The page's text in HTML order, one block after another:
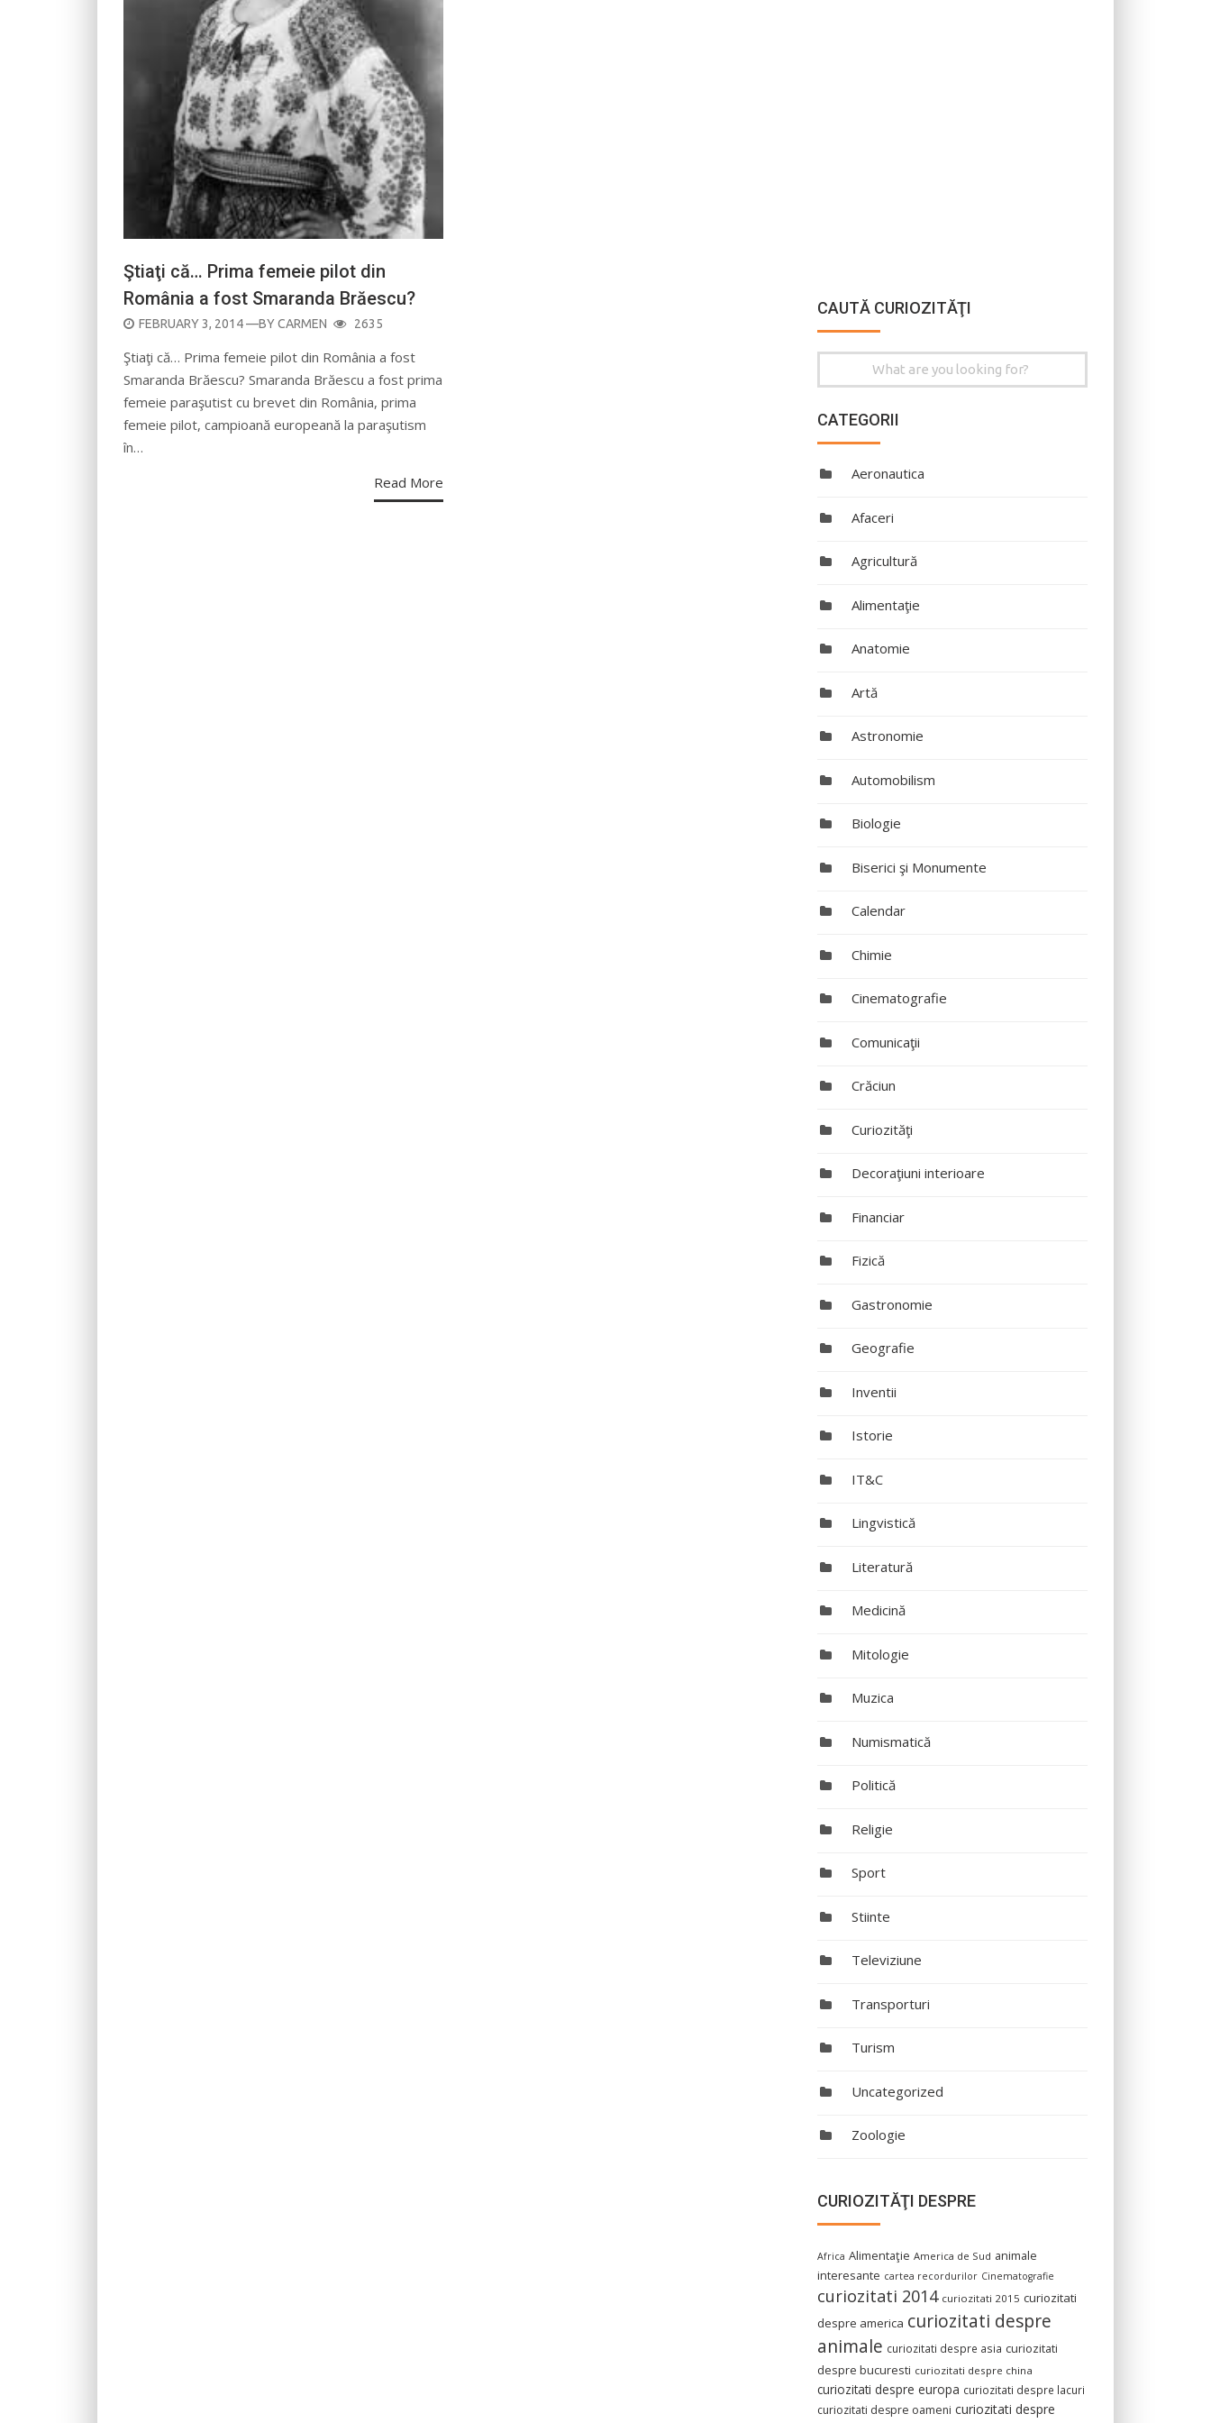
Ştiaţi că… Prima femeie pilot din
România a fost Smaranda Brăescu?
POSTED
FEBRUARY 3, 2014—BYCARMEN 2635
Ştiaţi că… Prima femeie pilot din România a fost
Smaranda Brăescu? Smaranda Brăescu a fost prima
femeie paraşutist cu brevet din România, prima
femeie pilot, campioană europeană la paraşutism
în…
Read More
CAUTĂ CURIOZITĂŢI
Search
CATEGORII
Aeronautica
Afaceri
Agricultură
Alimentaţie
Anatomie
Artă
Astronomie
Automobilism
Biologie
Biserici şi Monumente
Calendar
Chimie
Cinematografie
Comunicaţii
Crăciun
Curiozităţi
Decoraţiuni interioare
Financiar
Fizică
Gastronomie
Geografie
Inventii
Istorie
IT&C
Lingvistică
Literatură
Medicină
Mitologie
Muzica
Numismatică
Politică
Religie
Sport
Stiinte
Televiziune
Transporturi
Turism
Uncategorized
Zoologie
CURIOZITĂŢI DESPRE
Africa Alimentaţie America de Sud animale
interesante cartea recordurilor Cinematografie
curiozitati 2014 curiozitati 2015 curiozitati
despre america curiozitati despre
animale curiozitati despre asia curiozitati
despre bucuresti curiozitati despre china
curiozitati despre europa curiozitati despre lacuri
curiozitati despre oameni curiozitati despre